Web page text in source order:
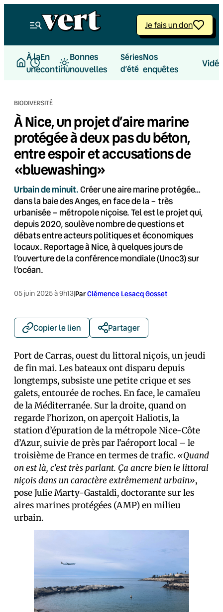
Je fais un don
À la
une
En
continu
Bonnes
nouvelles
Séries
d’été
Nos
enquêtes
BIODIVERSITÉ
À Nice, un projet d’aire marine
protégée à deux pas du béton,
entre espoir et accusations de
«bluewashing»
Urbain de minuit.Créer une aire marine protégée…
dans la baie des Anges, en face de la – très
urbanisée – métropole niçoise. Tel est le projet qui,
depuis 2020, soulève nombre de questions et
débats entre acteurs politiques et économiques
locaux. Reportage à Nice, à quelques jours de
l’ouverture de la conférence mondiale (Unoc3) sur
l’océan.
05 juin 2025 à 9h13|ParClémence Lesacq Gosset
Copier le lien Partager
Port de Carras, ouest du littoral niçois, un jeudi
de fin mai. Les bateaux ont disparu depuis
longtemps, subsiste une petite crique et ses
galets, entourée de roches. En face, le camaïeu
de la Méditerranée. Sur la droite, quand on
regarde l’horizon, on aperçoit Haliotis, la
station d’épuration de la métropole Nice-Côte
d’Azur, suivie de près par l’aéroport local – le
troisième de France en termes de trafic. «Quand
on est là, c’est très parlant. Ça ancre bien le littoral
niçois dans un caractère extrêmement urbain»,
pose Julie Marty-Gastaldi, doctorante sur les
aires marines protégées (AMP) en milieu
urbain.